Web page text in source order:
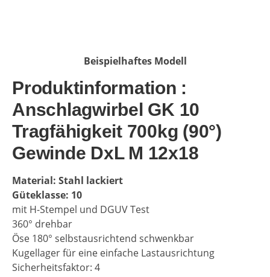
Beispielhaftes Modell
Produktinformation :
Anschlagwirbel GK 10
Tragfähigkeit 700kg (90°)
Gewinde DxL M 12x18
Material: Stahl lackiert
Güteklasse: 10
mit H-Stempel und DGUV Test
360° drehbar
Öse 180° selbstausrichtend schwenkbar
Kugellager für eine einfache Lastausrichtung
Sicherheitsfaktor: 4